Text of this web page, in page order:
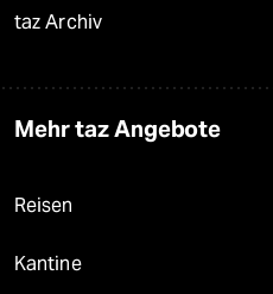
taz Archiv
Mehr taz Angebote
Reisen
Kantine